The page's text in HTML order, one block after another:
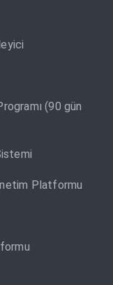
(90 gün
Platformu